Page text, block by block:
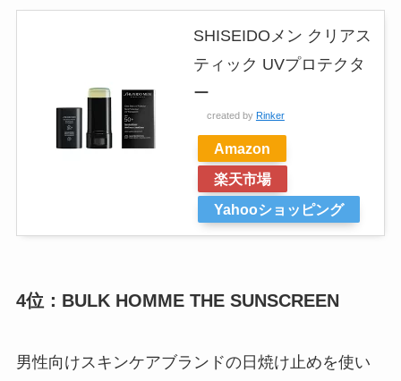
SHISEIDOメン クリアス
ティック UVプロテクタ
ー
created by Rinker
Amazon
楽天市場
Yahooショッピング
4位：BULK HOMME THE SUNSCREEN
男性向けスキンケアブランドの日焼け止めを使い